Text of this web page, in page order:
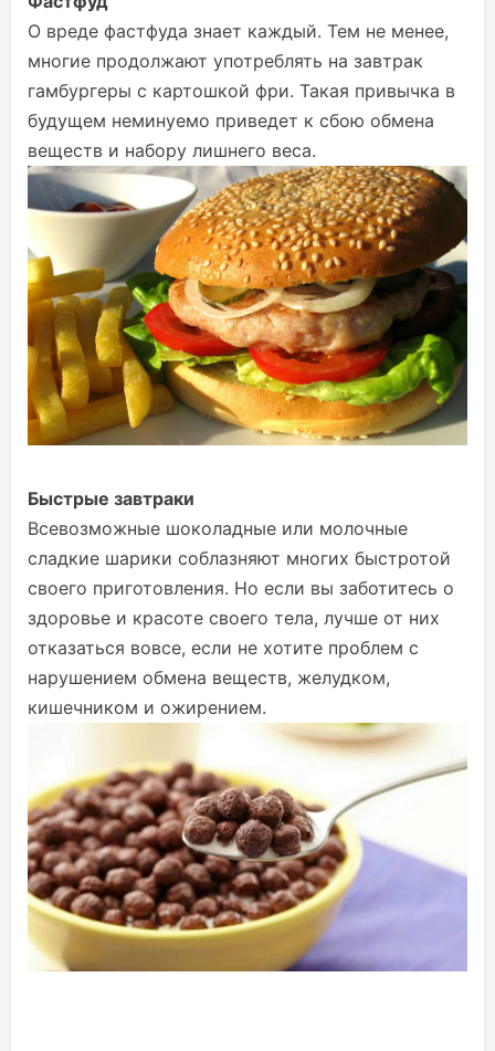
О вреде фастфуда знает каждый. Тем не менее,
многие продолжают употреблять на завтрак
гамбургеры с картошкой фри. Такая привычка в
будущем неминуемо приведет к сбою обмена
веществ и набору лишнего веса.
Быстрые завтраки
Всевозможные шоколадные или молочные
сладкие шарики соблазняют многих быстротой
своего приготовления. Но если вы заботитесь о
здоровье и красоте своего тела, лучше от них
отказаться вовсе, если не хотите проблем с
нарушением обмена веществ, желудком,
кишечником и ожирением.